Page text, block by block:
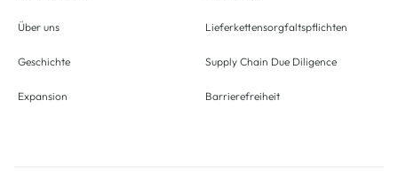
Über uns
Geschichte
Expansion
Lieferkettensorgfaltspflichten
Supply Chain Due Diligence
Barrierefreiheit